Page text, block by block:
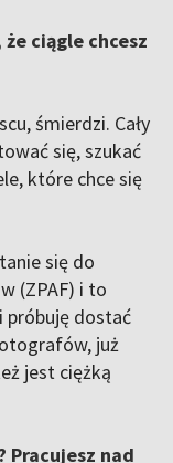
ciągle chcesz
śmierdzi. Cały
się, szukać
które chce się
się do
(ZPAF) i to
próbuję dostać
już
jest ciężką
Pracujesz nad